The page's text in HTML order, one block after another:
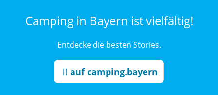
Camping in Bayern ist vielfältig!
Entdecke die besten Stories.
auf camping.bayern